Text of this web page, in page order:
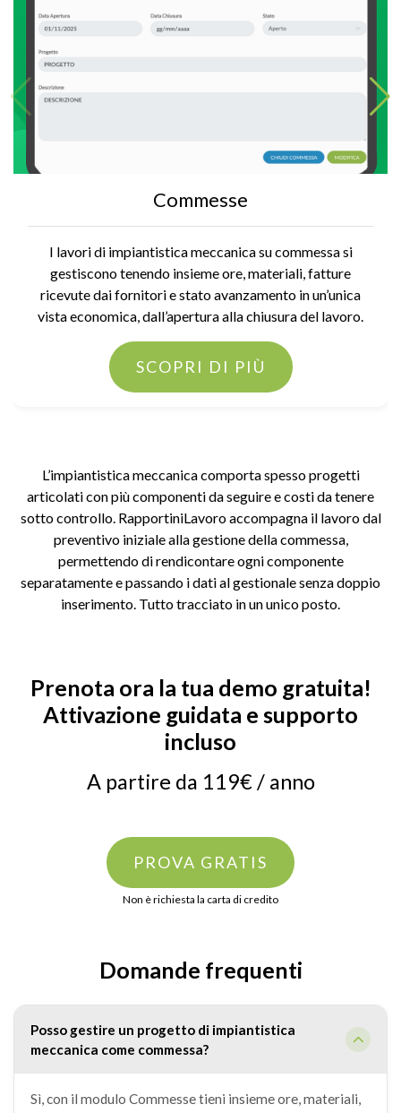
Commesse
I lavori di impiantistica meccanica su commessa si
gestiscono tenendo insieme ore, materiali, fatture
ricevute dai fornitori e stato avanzamento in un’unica
vista economica, dall’apertura alla chiusura del lavoro.
SCOPRI DI PIÙ
L’impiantistica meccanica comporta spesso progetti
articolati con più componenti da seguire e costi da tenere
sotto controllo. RapportiniLavoro accompagna il lavoro dal
preventivo iniziale alla gestione della commessa,
permettendo di rendicontare ogni componente
separatamente e passando i dati al gestionale senza doppio
inserimento. Tutto tracciato in un unico posto.
Prenota ora la tua demo gratuita!
Attivazione guidata e supporto
incluso
A partire da 119€ / anno
PROVA GRATIS
Non è richiesta la carta di credito
Domande frequenti
Posso gestire un progetto di impiantistica
meccanica come commessa?
Sì, con il modulo Commesse tieni insieme ore, materiali,